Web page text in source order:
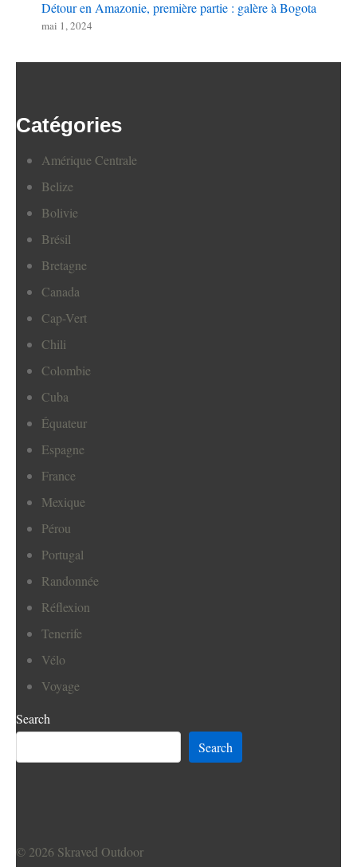
Détour en Amazonie, première partie : galère à Bogota
mai 1, 2024
Catégories
Amérique Centrale
Belize
Bolivie
Brésil
Bretagne
Canada
Cap-Vert
Chili
Colombie
Cuba
Équateur
Espagne
France
Mexique
Pérou
Portugal
Randonnée
Réflexion
Tenerife
Vélo
Voyage
Search
Search
© 2026 Skraved Outdoor